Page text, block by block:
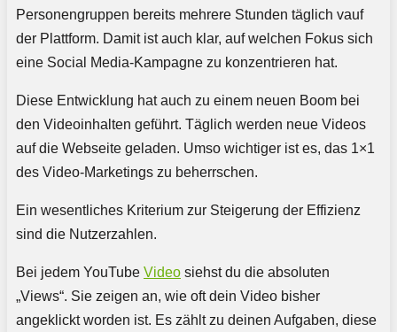
Personengruppen bereits mehrere Stunden täglich vauf
der Plattform. Damit ist auch klar, auf welchen Fokus sich
eine Social Media-Kampagne zu konzentrieren hat.
Diese Entwicklung hat auch zu einem neuen Boom bei
den Videoinhalten geführt. Täglich werden neue Videos
auf die Webseite geladen. Umso wichtiger ist es, das 1×1
des Video-Marketings zu beherrschen.
Ein wesentliches Kriterium zur Steigerung der Effizienz
sind die Nutzerzahlen.
Bei jedem YouTube Video siehst du die absoluten
„Views“. Sie zeigen an, wie oft dein Video bisher
angeklickt worden ist. Es zählt zu deinen Aufgaben, diese